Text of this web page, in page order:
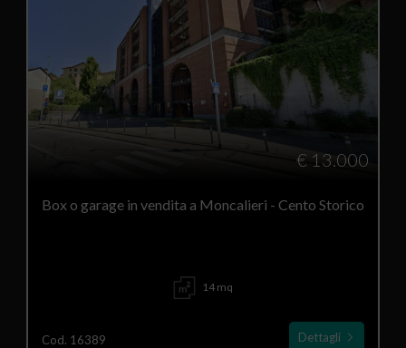
€ 13.000
Box o garage in vendita a Moncalieri - Cento Storico
14 mq
Cod. 16389 Dettagli